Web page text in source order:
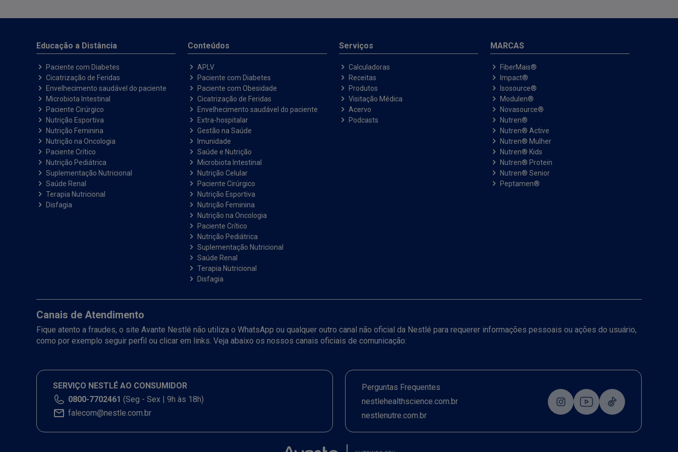
Educação a Distância
Paciente com Diabetes
Cicatrização de Feridas
Envelhecimento saudável do paciente
Microbiota Intestinal
Paciente Cirúrgico
Nutrição Esportiva
Nutrição Feminina
Nutrição na Oncologia
Paciente Crítico
Nutrição Pediátrica
Suplementação Nutricional
Saúde Renal
Terapia Nutricional
Disfagia
Conteúdos
APLV
Paciente com Diabetes
Paciente com Obesidade
Cicatrização de Feridas
Envelhecimento saudável do paciente
Extra-hospitalar
Gestão na Saúde
Imunidade
Saúde e Nutrição
Microbiota Intestinal
Nutrição Celular
Paciente Cirúrgico
Nutrição Esportiva
Nutrição Feminina
Nutrição na Oncologia
Paciente Crítico
Nutrição Pediátrica
Suplementação Nutricional
Saúde Renal
Terapia Nutricional
Disfagia
Serviços
Calculadoras
Receitas
Produtos
Visitação Médica
Acervo
Podcasts
MARCAS
FiberMais®
Impact®
Isosource®
Modulen®
Novasource®
Nutren®
Nutren® Active
Nutren® Mulher
Nutren® Kids
Nutren® Protein
Nutren® Senior
Peptamen®
Canais de Atendimento
Fique atento a fraudes, o site Avante Nestlé não utiliza o WhatsApp ou qualquer outro canal não oficial da Nestlé para requerer informações pessoais ou ações do usuário,
como por exemplo seguir perfil ou clicar em links. Veja abaixo os nossos canais oficiais de comunicação:
SERVIÇO NESTLÉ AO CONSUMIDOR
0800-7702461 (Seg - Sex | 9h às 18h)
falecom@nestle.com.br
Perguntas Frequentes
nestlehealthscience.com.br
nestlenutre.com.br